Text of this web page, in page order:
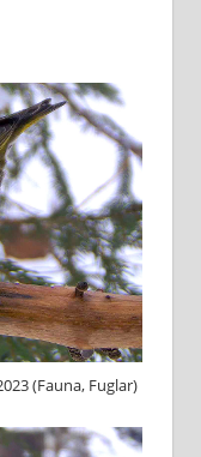
(Fauna, Fuglar)